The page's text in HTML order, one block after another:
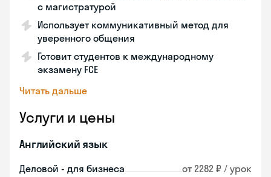
с магистратурой
Использует коммуникативный метод для
уверенного общения
Готовит студентов к международному
экзамену FCE
Читать дальше
Услуги и цены
Английский язык
Деловой - для бизнеса от 2282 ₽ / урок